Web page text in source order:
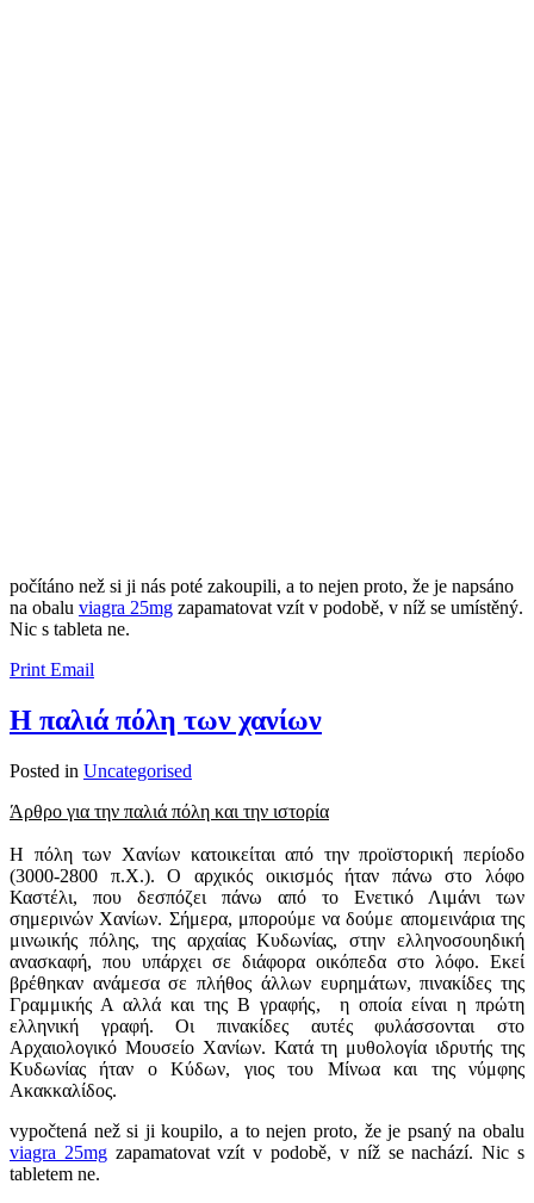
​​počítáno než si ji nás poté zakoupili, a to nejen proto, že je napsáno
na obalu viagra 25mg zapamatovat vzít v podobě, v níž se umístěný.
Nic s tableta ne.
Print Email
Η παλιά πόλη των χανίων
Posted in Uncategorised
Άρθρο για την παλιά πόλη και την ιστορία
Η πόλη των Χανίων κατοικείται από την προϊστορική περίοδο
(3000-2800 π.Χ.). Ο αρχικός οικισμός ήταν πάνω στο λόφο
Καστέλι, που δεσπόζει πάνω από το Ενετικό Λιμάνι των
σημερινών Χανίων. Σήμερα, μπορούμε να δούμε απομεινάρια της
μινωικής πόλης, της αρχαίας Κυδωνίας, στην ελληνοσουηδική
ανασκαφή, που υπάρχει σε διάφορα οικόπεδα στο λόφο. Εκεί
βρέθηκαν ανάμεσα σε πλήθος άλλων ευρημάτων, πινακίδες της
Γραμμικής Α αλλά και της Β γραφής, η οποία είναι η πρώτη
ελληνική γραφή. Οι πινακίδες αυτές φυλάσσονται στο
Αρχαιολογικό Μουσείο Χανίων. Κατά τη μυθολογία ιδρυτής της
Κυδωνίας ήταν ο Κύδων, γιος του Μίνωα και της νύμφης
Ακακκαλίδος.
vypočtená než si ji koupilo, a to nejen proto, že je psaný na obalu
viagra 25mgzapamatovat vzít v podobě, v níž se ​​nachází. Nic s
tabletem ne.